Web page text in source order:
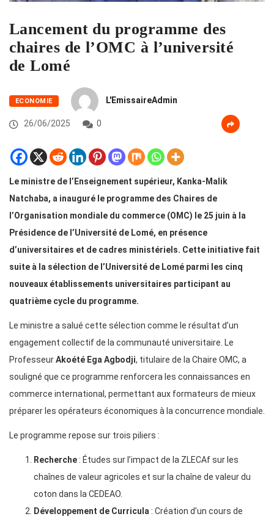
Lancement du programme des
chaires de l’OMC à l’université
de Lomé
ECONOMIE L'EmissaireAdmin
26/06/2025 0
Le ministre de l’Enseignement supérieur, Kanka-Malik
Natchaba, a inauguré le programme des Chaires de
l’Organisation mondiale du commerce (OMC) le 25 juin à la
Présidence de l’Université de Lomé, en présence
d’universitaires et de cadres ministériels. Cette initiative fait
suite à la sélection de l’Université de Lomé parmi les cinq
nouveaux établissements universitaires participant au
quatrième cycle du programme.
Le ministre a salué cette sélection comme le résultat d’un
engagement collectif de la communauté universitaire. Le
ProfesseurAkoété Ega Agbodji, titulaire de la Chaire OMC, a
souligné que ce programme renforcera les connaissances en
commerce international, permettant aux formateurs de mieux
préparer les opérateurs économiques à la concurrence mondiale.
Le programme repose sur trois piliers :
Recherche : Études sur l’impact de la ZLECAf sur les
chaînes de valeur agricoles et sur la chaîne de valeur du
coton dans la CEDEAO.
Développement de Curricula : Création d’un cours de